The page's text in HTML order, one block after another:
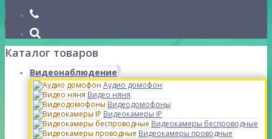
Каталог товаров
Видеонаблюдение
Аудио домофон
Видео няня
Видеодомофоны
Видеокамеры IP
Видеокамеры беспроводные
Видеокамеры проводные